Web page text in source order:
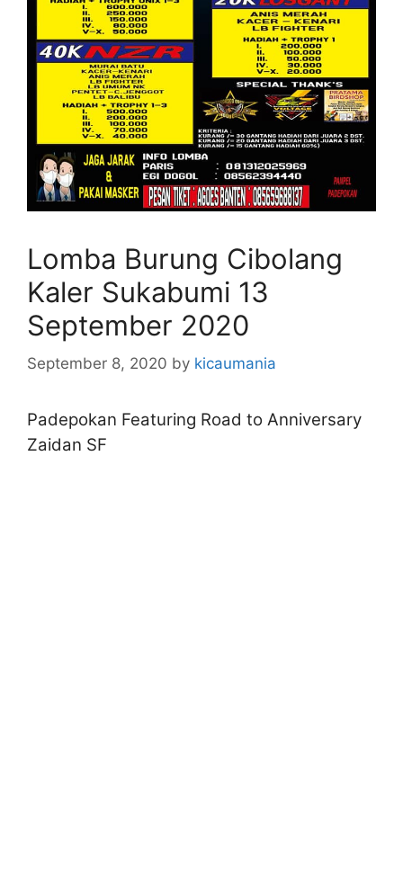
Lomba Burung Cibolang
Kaler Sukabumi 13
September 2020
September 8, 2020 by kicaumania
Padepokan Featuring Road to Anniversary
Zaidan SF